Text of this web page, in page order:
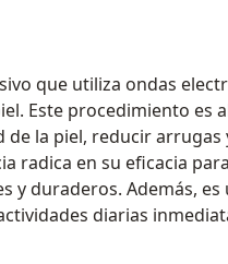
que utiliza ondas
Este procedimiento es
la piel, reducir arrugas
radica en su eficacia
y duraderos. Además,
diarias